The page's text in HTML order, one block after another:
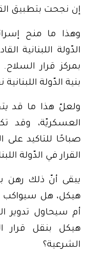
إن نجحت بتطبيق
وهذا ما منح
الدّولة اللبنانية
بمركز قرار
بنية الدّولة
ولعلّ هذا ما قد
العسكريّة، وقد
صباحًا للتاكيد
القرار في الدّولة
يبقى أنّ ذلك رهن
هيكل، هل سيواكب
أم سيحاول تدوير
هيكل بنقل قرار
الشرعية؟